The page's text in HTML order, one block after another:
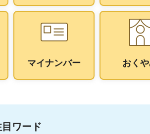
マイナンバー おく
ワード